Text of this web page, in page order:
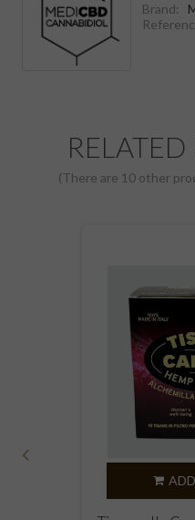
Brand:
(There are 10 other